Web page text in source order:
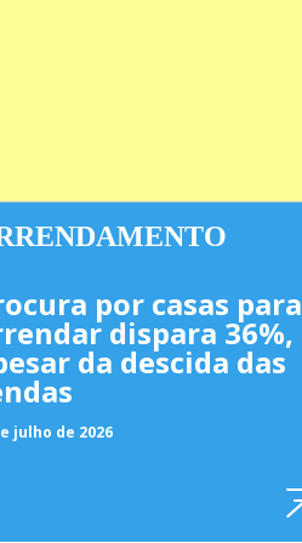
por casas para
dispara 36%,
da descida das
julho de 2026